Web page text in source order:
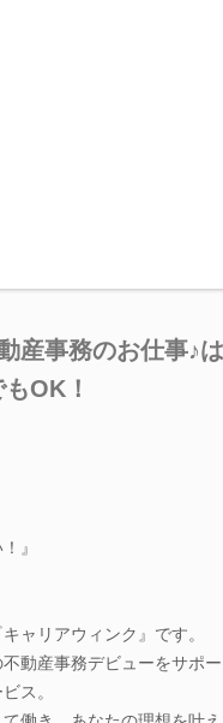
産事務のお仕事♪
OK！
』
ャリアウィンク』です。
動産事務デビューをサポ
ス。